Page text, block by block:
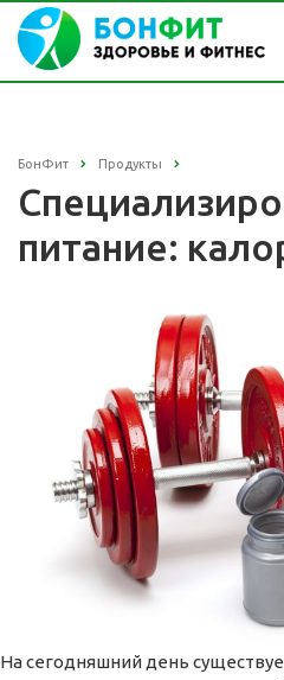
БонФит Продукты
питание:
На сегодняшний день